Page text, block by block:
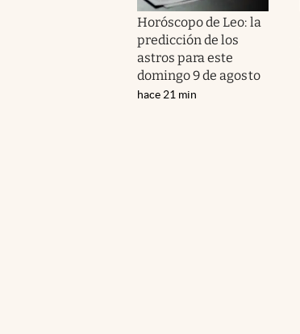
Horóscopo de Leo: la
predicción de los
astros para este
domingo 9 de agosto
hace 21 min